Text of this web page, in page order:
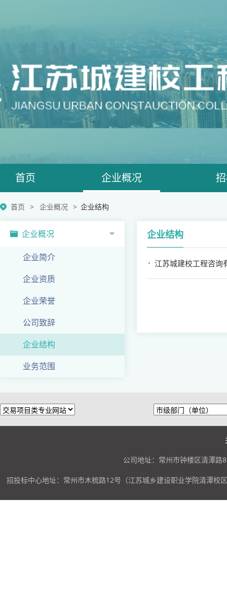
首页 企业概况
首页 企业概况 企业结构
企业概况
企业简介
企业资质
企业荣誉
公司致辞
企业结构
业务范围
企业结构
江苏城建校工程咨询
公司地址：常州市钟楼区清潭路
招投标中心地址：常州市木梳路12号（江苏城乡建设职业学院清潭校